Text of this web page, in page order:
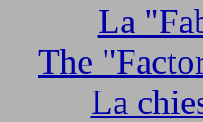
La
The
La